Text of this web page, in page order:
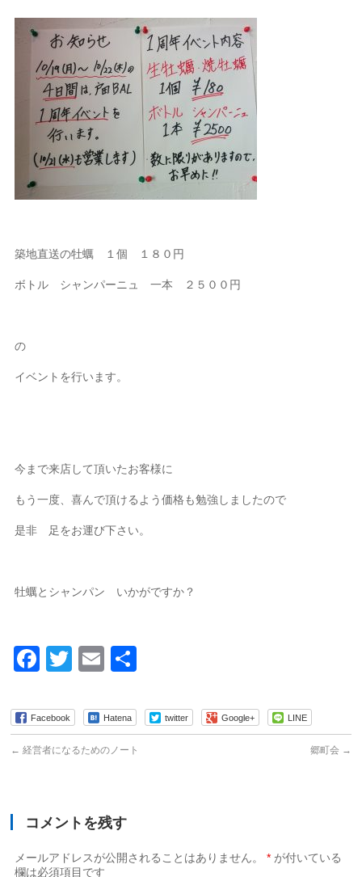
築地直送の牡蠣 １個 １８０円
ボトル シャンパーニュ 一本 ２５００円
の
イベントを行います。
今まで来店して頂いたお客様に
もう一度、喜んで頂けるよう価格も勉強しましたので
是非 足をお運び下さい。
牡蠣とシャンパン いかがですか？
Facebook
TwitterEmail
Facebook Hatena twitter Google+ LINE
← 経営者になるためのノート 郷町会 →
コメントを残す
メールアドレスが公開されることはありません。 * が付いている
欄は必須項目です